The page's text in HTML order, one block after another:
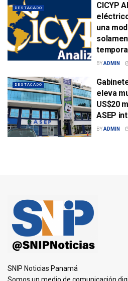
DESTACADO
CICYP
una
BYADMIN
DESTACADO
eleva
US$20
ASEP
BYADMIN
SNIP Noticias Panamá